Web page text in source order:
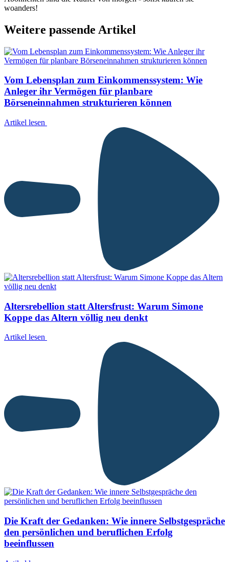
woanders!
Weitere passende Artikel
Vom Lebensplan zum Einkommenssystem: Wie
Anleger ihr Vermögen für planbare
Börseneinnahmen strukturieren können
Artikel lesen
Altersrebellion statt Altersfrust: Warum Simone
Koppe das Altern völlig neu denkt
Artikel lesen
Die Kraft der Gedanken: Wie innere Selbstgespräche
den persönlichen und beruflichen Erfolg
beeinflussen